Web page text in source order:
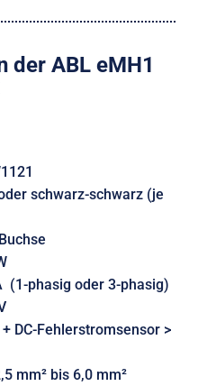
der ABL eMH1
schwarz-schwarz (je
(1-phasig oder 3-phasig)
DC-Fehlerstromsensor >
mm² bis 6,0 mm²